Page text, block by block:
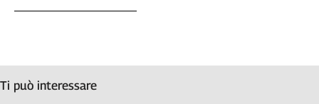
Ti può interessare